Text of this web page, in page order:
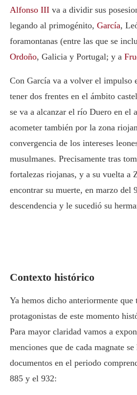
Alfonso III va a dividir sus
legando al primogénito, García,
foramontanas (entre las que se
Ordoño, Galicia y Portugal; y a
Con García va a volver el impulso
tener dos frentes en el ámbito
se va a alcanzar el río Duero en el
acometer también por la zona
convergencia de los intereses
musulmanes. Precisamente tras
fortalezas riojanas, y a su vuelta a
encontrar su muerte, en marzo del
descendencia y le sucedió su
Contexto histórico
Ya hemos dicho anteriormente que
protagonistas de este momento
Para mayor claridad vamos a
menciones que de cada magnate
documentos en el periodo
885 y el 932: